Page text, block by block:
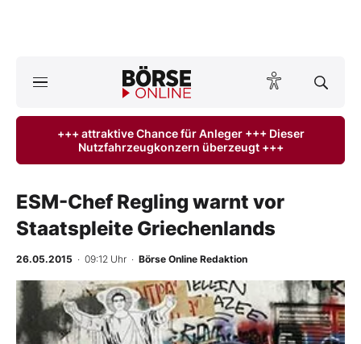
ktuelle Ausgabe BÖRSE ONLINE lesen
Anlageprodukte
Finanz-Check
BO-Musterdepots
+++ attraktive Chance für Anleger +++ Dieser
Nutzfahrzeugkonzern überzeugt +++
ESM-Chef Regling warnt vor
Staatspleite Griechenlands
26.05.2015 · 09:12 Uhr · Börse Online Redaktion